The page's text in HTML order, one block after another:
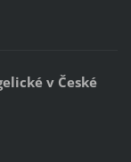
v České